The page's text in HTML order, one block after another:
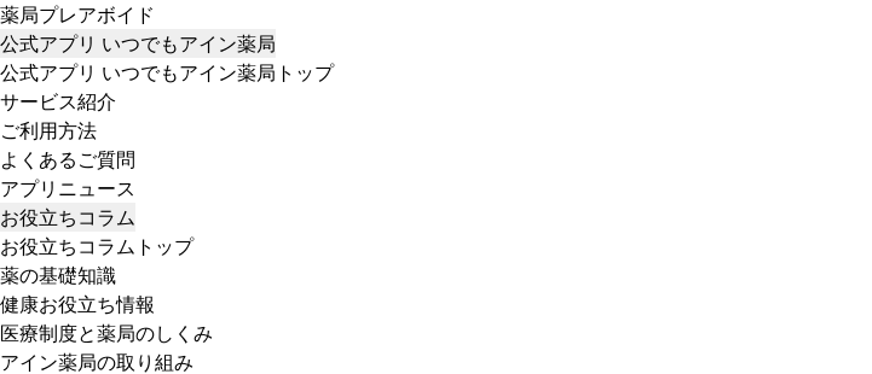
薬局プレアボイド
公式アプリ いつでもアイン薬局
公式アプリ いつでもアイン薬局トップ
サービス紹介
ご利用方法
よくあるご質問
アプリニュース
お役立ちコラム
お役立ちコラムトップ
薬の基礎知識
健康お役立ち情報
医療制度と薬局のしくみ
アイン薬局の取り組み